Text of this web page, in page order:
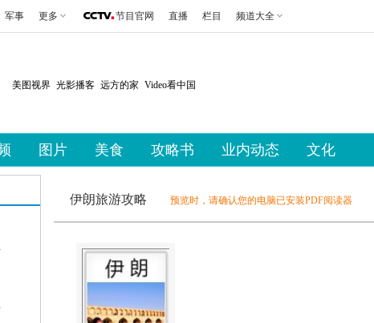
军事 更多 节目官网 直播 栏目 频道大全
美图视界 光影播客 远方的家 Video看中国
图片 美食 攻略书 业内动态 文化
伊朗旅游攻略 预览时，请确认您的电脑已安装PDF阅读器